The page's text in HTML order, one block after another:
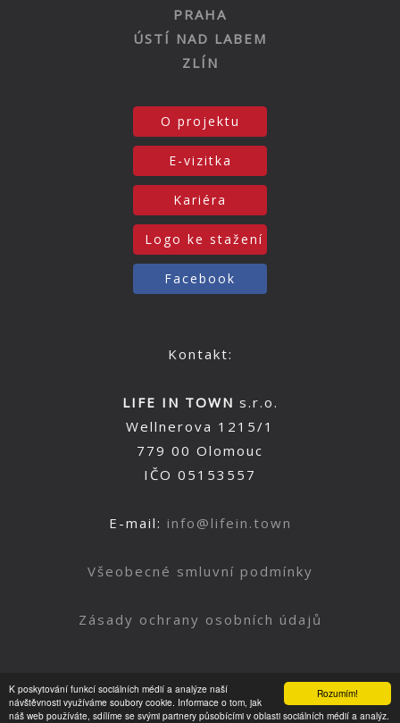
Rozumím!
K poskytování funkcí sociálních médií a analýze naší
návštěvnosti využíváme soubory cookie. Informace o tom, jak
náš web používáte, sdílíme se svými partnery působícími v oblasti sociálních médií a analýz.
PRAHA
ÚSTÍ NAD LABEM
ZLÍN
O projektu
E-vizitka
Kariéra
Logo ke stažení
Facebook
Kontakt:
LIFE IN TOWN s.r.o.
Wellnerova 1215/1
779 00 Olomouc
IČO 05153557
E-mail: info@lifein.town
Všeobecné smluvní podmínky
Zásady ochrany osobních údajů
Nahoru